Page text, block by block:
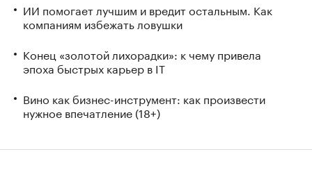
ИИ помогает лучшим и вредит остальным. Как
компаниям избежать ловушки
Конец «золотой лихорадки»: к чему привела
эпоха быстрых карьер в IT
Вино как бизнес-инструмент: как произвести
нужное впечатление (18+)